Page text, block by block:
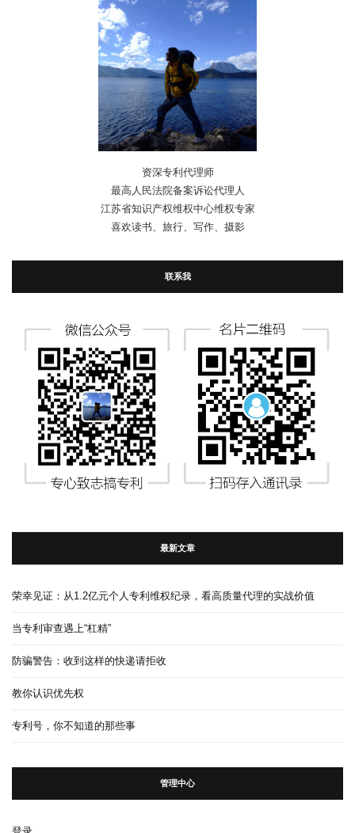
资深专利代理师
最高人民法院备案诉讼代理人
江苏省知识产权维权中心维权专家
喜欢读书、旅行、写作、摄影
联系我
最新文章
荣幸见证：从1.2亿元个人专利维权纪录，看高质量代理的实战价值
当专利审查遇上“杠精”
防骗警告：收到这样的快递请拒收
教你认识优先权
专利号，你不知道的那些事
管理中心